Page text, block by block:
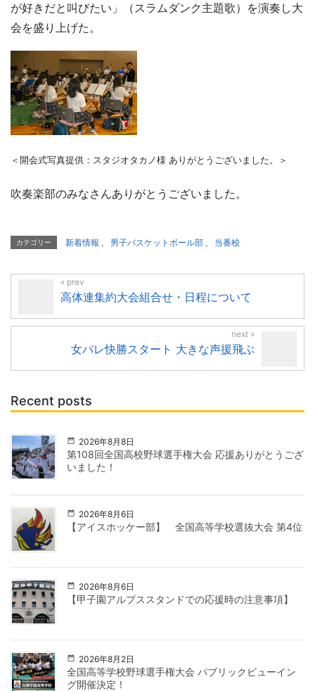
が好きだと叫びたい」（スラムダンク主題歌）を演奏し大
会を盛り上げた。
＜開会式写真提供：スタジオタカノ様 ありがとうございました。＞
吹奏楽部のみなさんありがとうございました。
カテゴリー 新着情報 男子バスケットボール部 当番校
高体連集約大会組合せ・日程について
女バレ快勝スタート 大きな声援飛ぶ
Recent posts
2026年8月8日
第108回全国高校野球選手権大会 応援ありがとうござ
いました！
2026年8月6日
【アイスホッケー部】 全国高等学校選抜大会 第4位
2026年8月6日
【甲子園アルプススタンドでの応援時の注意事項】
2026年8月2日
全国高等学校野球選手権大会 パブリックビューイン
グ開催決定！